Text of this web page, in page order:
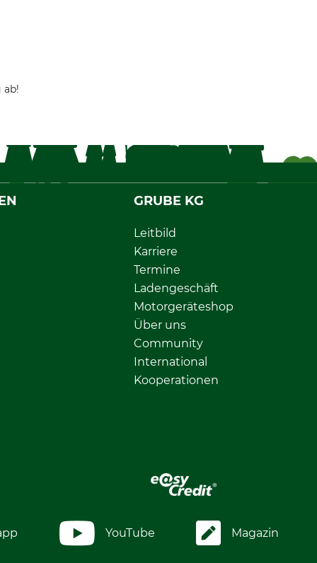
ab!
GRUBE KG
Leitbild
Karriere
Termine
Ladengeschäft
Motorgeräteshop
Über uns
Community
International
Kooperationen
YouTube Magazin